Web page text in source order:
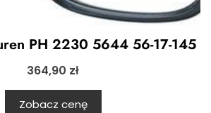
PH 2230 5644 56-17-145
364,90 zł
Zobacz cenę